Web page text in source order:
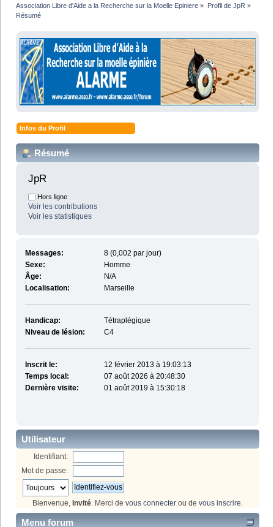
Association Libre d'Aide a la Recherche sur la Moelle Epiniere » Profil de JpR »
Résumé
Infos du Profil
Résumé
JpR
Hors ligne
Voir les contributions
Voir les statistiques
Messages:
8 (0,002 par jour)
Sexe:
Homme
Âge:
N/A
Localisation:
Marseille
Handicap:
Tétraplégique
Niveau de lésion:
C4
Inscrit le:
12 février 2013 à 19:03:13
Temps local:
07 août 2026 à 20:48:30
Dernière visite:
01 août 2019 à 15:30:18
Utilisateur
Identifiant:
Mot de passe:
Bienvenue, Invité . Merci de vous connecter ou de vous inscrire
Menu forum